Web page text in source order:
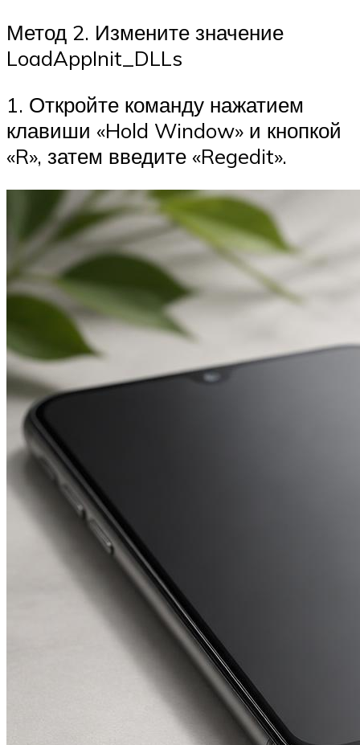
Метод 2. Измените значение
LoadAppInit_DLLs
1. Откройте команду нажатием
клавиши «Hold Window» и кнопкой
«R», затем введите «Regedit».